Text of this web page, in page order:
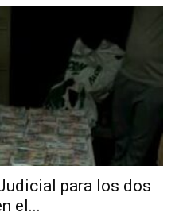
para los dos
el...